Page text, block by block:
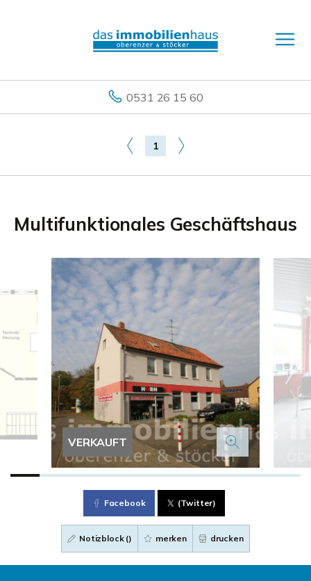
0531 26 15 60
1
Multifunktionales Geschäftshaus
VERKAUFT
Facebook (Twitter)
Notizblock () merken drucken